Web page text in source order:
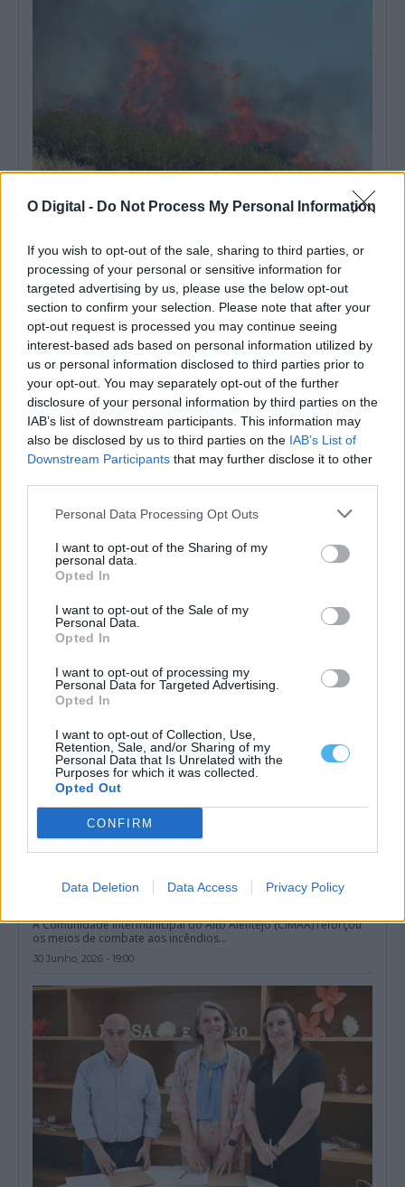
O Digital - Do Not Process My Personal Information
If you wish to opt-out of the sale, sharing to third parties, or
processing of your personal or sensitive information for
targeted advertising by us, please use the below opt-out
section to confirm your selection. Please note that after your
opt-out request is processed you may continue seeing
interest-based ads based on personal information utilized by
us or personal information disclosed to third parties prior to
your opt-out. You may separately opt-out of the further
disclosure of your personal information by third parties on the
IAB’s list of downstream participants. This information may
also be disclosed by us to third parties on the IAB’s List of
Downstream Participants that may further disclose it to other
Personal Data Processing Opt Outs
I want to opt-out of the Sharing of my
personal data.
Opted In
I want to opt-out of the Sale of my
Personal Data.
Opted In
I want to opt-out of processing my
Personal Data for Targeted Advertising.
Opted In
I want to opt-out of Collection, Use,
Retention, Sale, and/or Sharing of my
Personal Data that Is Unrelated with the
Purposes for which it was collected.
Opted Out
CONFIRM
Data Deletion Data Access Privacy Policy
cerca de uma centena de operacionais
Um incêndio deflagrou esta quarta-feira, dia 8 de julho, perto de
Alpalhão, no concelho...
8 Julho, 2026 - 17:29
Câmara de Nisa prepara investimento superior a 500m€ para
requalificação de estrada municipal
beneficiação da Estrada Municipal...
1 Julho, 2026 - 11:42
CIMAA reforça combate aos incêndios rurais no Alto Alentejo
A Comunidade Intermunicipal do Alto Alentejo (CIMAA) reforçou
os meios de combate aos incêndios...
30 Junho, 2026 - 19:00